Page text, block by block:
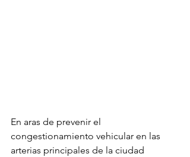
En aras de prevenir el
congestionamiento vehicular en las
arterias principales de la ciudad